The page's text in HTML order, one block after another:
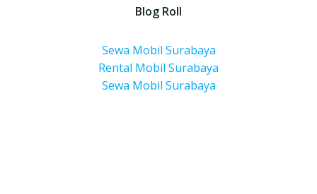
Blog Roll
Sewa Mobil Surabaya
Rental Mobil Surabaya
Sewa Mobil Surabaya